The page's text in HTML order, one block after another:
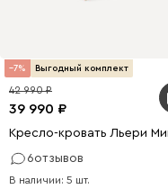
7 Выгодный комплект
39 990
42 990
Кресло-кровать Льери
6отзывов
В наличии: 5 шт.